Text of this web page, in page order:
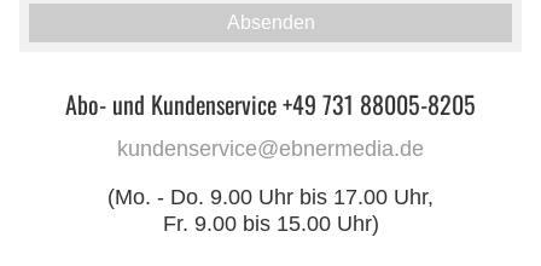
Absenden
Abo- und Kundenservice +49 731 88005-8205
kundenservice@ebnermedia.de
(Mo. - Do. 9.00 Uhr bis 17.00 Uhr,
Fr. 9.00 bis 15.00 Uhr)